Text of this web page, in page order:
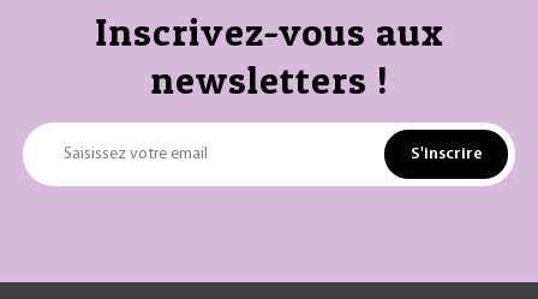
Inscrivez-vous aux
newsletters !
Saisissez votre email S'inscrire